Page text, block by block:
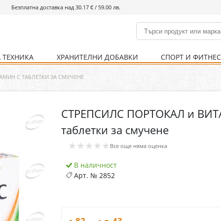
Безплатна доставка над 30.17 € / 59.00 лв.
% Хранителни добавки
Болно гърло
Кости и стави Нервна система
Храносмилателна
Хомеопатия
Инхалатори
ХРАНИТЕЛНИ ДОБАВКИ
Кости и стави
СПОРТ И ФИТНЕС
Храни и напитки
Детска козметика
Уреди
Хигиена на тялото
C ТАБЛЕТКИ ЗА СМУЧЕНЕ
СТРЕПСИЛС ПОРТОКАЛ и
таблетки за смучене
★★★★★ Все още няма оценка
В наличност
Арт. № 2852